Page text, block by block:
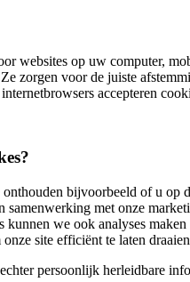
websites op uw computer,
zorgen voor de juiste
accepteren
bijvoorbeeld of u op
met onze
we ook analyses
site efficiënt te laten
persoonlijk herleidbare